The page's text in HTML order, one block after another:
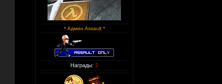
* Админ Assault *
Награды: 2